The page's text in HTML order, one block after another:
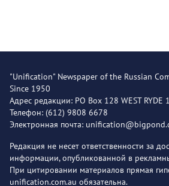
"Unification" Newspaper of the Russian
Since 1950
Адрес редакции: PO Box 128 WEST RYDE
Телефон: (612) 9808 6678
Электронная почта:
Редакция не несет ответственности за
информации, опубликованной в
При цитировании материалов прямая
unification.com.au обязательна.